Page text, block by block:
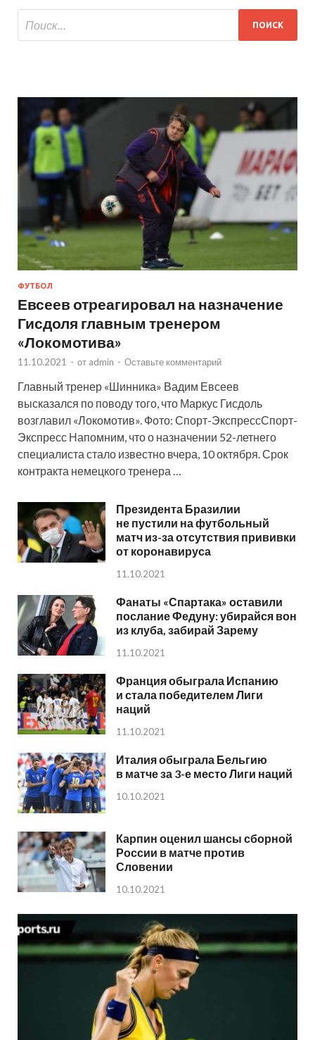
ФУТБОЛ
Евсеев отреагировал на назначение
Гисдоля главным тренером
«Локомотива»
11.10.2021 - от admin - Оставьте комментарий
Главный тренер «Шинника» Вадим Евсеев
высказался по поводу того, что Маркус Гисдоль
возглавил «Локомотив». Фото: Спорт-ЭкспрессСпорт-
Экспресс Напомним, что о назначении 52-летнего
специалиста стало известно вчера, 10 октября. Срок
контракта немецкого тренера …
Президента Бразилии
не пустили на футбольный
матч из-за отсутствия прививки
от коронавируса
11.10.2021
Фанаты «Спартака» оставили
послание Федуну: убирайся вон
из клуба, забирай Зарему
11.10.2021
Франция обыграла Испанию
и стала победителем Лиги
наций
11.10.2021
Италия обыграла Бельгию
в матче за 3-е место Лиги наций
10.10.2021
Карпин оценил шансы сборной
России в матче против
Словении
10.10.2021